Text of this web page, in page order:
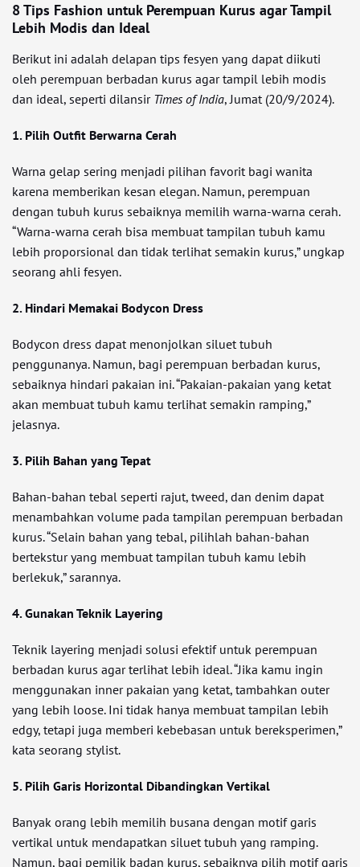
8 Tips Fashion untuk Perempuan Kurus agar Tampil
Lebih Modis dan Ideal
Berikut ini adalah delapan tips fesyen yang dapat diikuti
oleh perempuan berbadan kurus agar tampil lebih modis
dan ideal, seperti dilansir Times of India, Jumat (20/9/2024).
1. Pilih Outfit Berwarna Cerah
Warna gelap sering menjadi pilihan favorit bagi wanita
karena memberikan kesan elegan. Namun, perempuan
dengan tubuh kurus sebaiknya memilih warna-warna cerah.
“Warna-warna cerah bisa membuat tampilan tubuh kamu
lebih proporsional dan tidak terlihat semakin kurus,” ungkap
seorang ahli fesyen.
2. Hindari Memakai Bodycon Dress
Bodycon dress dapat menonjolkan siluet tubuh
penggunanya. Namun, bagi perempuan berbadan kurus,
sebaiknya hindari pakaian ini. “Pakaian-pakaian yang ketat
akan membuat tubuh kamu terlihat semakin ramping,”
jelasnya.
3. Pilih Bahan yang Tepat
Bahan-bahan tebal seperti rajut, tweed, dan denim dapat
menambahkan volume pada tampilan perempuan berbadan
kurus. “Selain bahan yang tebal, pilihlah bahan-bahan
bertekstur yang membuat tampilan tubuh kamu lebih
berlekuk,” sarannya.
4. Gunakan Teknik Layering
Teknik layering menjadi solusi efektif untuk perempuan
berbadan kurus agar terlihat lebih ideal. “Jika kamu ingin
menggunakan inner pakaian yang ketat, tambahkan outer
yang lebih loose. Ini tidak hanya membuat tampilan lebih
edgy, tetapi juga memberi kebebasan untuk bereksperimen,”
kata seorang stylist.
5. Pilih Garis Horizontal Dibandingkan Vertikal
Banyak orang lebih memilih busana dengan motif garis
vertikal untuk mendapatkan siluet tubuh yang ramping.
Namun, bagi pemilik badan kurus, sebaiknya pilih motif garis